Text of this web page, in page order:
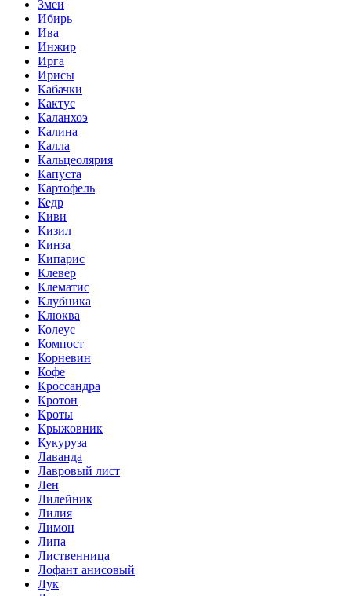
Змеи
Ибирь
Ива
Инжир
Ирга
Ирисы
Кабачки
Кактус
Каланхоэ
Калина
Калла
Кальцеолярия
Капуста
Картофель
Кедр
Киви
Кизил
Кинза
Кипарис
Клевер
Клематис
Клубника
Клюква
Колеус
Компост
Корневин
Кофе
Кроссандра
Кротон
Кроты
Крыжовник
Кукуруза
Лаванда
Лавровый лист
Лен
Лилейник
Лилия
Лимон
Липа
Лиственница
Лофант анисовый
Лук